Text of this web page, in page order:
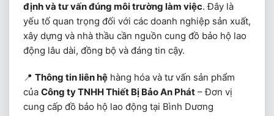
định và tư vấn đúng môi trường làm việc. Đây là
yếu tố quan trọng đối với các doanh nghiệp sản xuất,
xây dựng và nhà thầu cần nguồn cung đồ bảo hộ lao
động lâu dài, đồng bộ và đáng tin cậy.
📍 Thông tin liên hệhàng hóa và tư vấn sản phẩm
của Công ty TNHH Thiết Bị Bảo An Phát– Đơn vị
cung cấp đồ bảo hộ lao động tại Bình Dương